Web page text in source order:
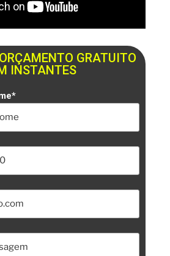
GRATUITO
INSTANTES